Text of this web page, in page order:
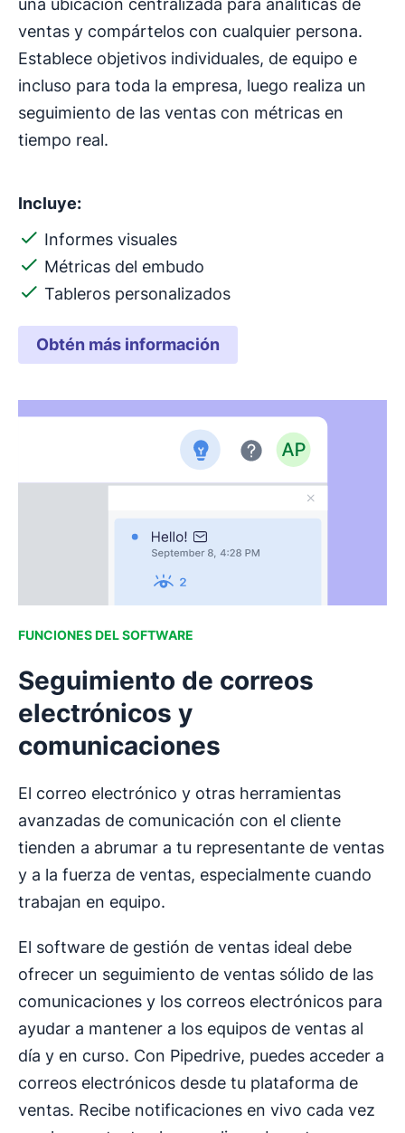
una ubicación centralizada para analíticas de
ventas y compártelos con cualquier persona.
Establece objetivos individuales, de equipo e
incluso para toda la empresa, luego realiza un
seguimiento de las ventas con métricas en
tiempo real.
Incluye:
Informes visuales
Métricas del embudo
Tableros personalizados
Obtén más información
FUNCIONES DEL SOFTWARE
Seguimiento de correos
electrónicos y
comunicaciones
El correo electrónico y otras herramientas
avanzadas de comunicación con el cliente
tienden a abrumar a tu representante de ventas
y a la fuerza de ventas, especialmente cuando
trabajan en equipo.
El software de gestión de ventas ideal debe
ofrecer un seguimiento de ventas sólido de las
comunicaciones y los correos electrónicos para
ayudar a mantener a los equipos de ventas al
día y en curso. Con Pipedrive, puedes acceder a
correos electrónicos desde tu plataforma de
ventas. Recibe notificaciones en vivo cada vez